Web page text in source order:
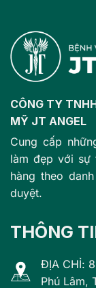
CÔNG TY
MỸ JT ANGEL
Cung cấp
làm đẹp với sự
hàng theo
duyệt.
THÔNG
ĐỊA CHỈ:
Phú Lâm,